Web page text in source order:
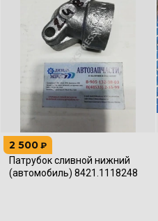
2 500 ₽
Патрубок сливной нижний
(автомобиль) 8421.1118248